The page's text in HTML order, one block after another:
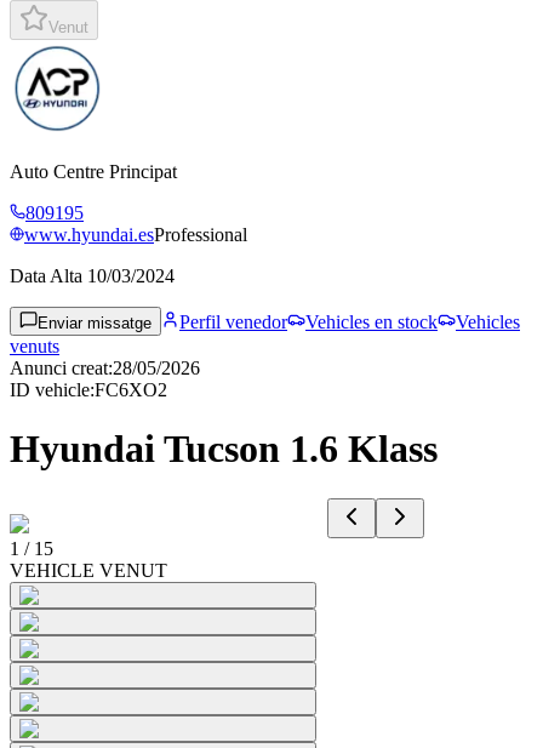
Venut
Auto Centre Principat
809195
www.hyundai.esProfessional
Data Alta 10/03/2024
Enviar missatge Perfil venedor Vehicles en stock
Vehicles
venuts
Anunci creat:28/05/2026
ID vehicle:FC6XO2
Hyundai Tucson 1.6 Klass
1 / 15
VEHICLE VENUT